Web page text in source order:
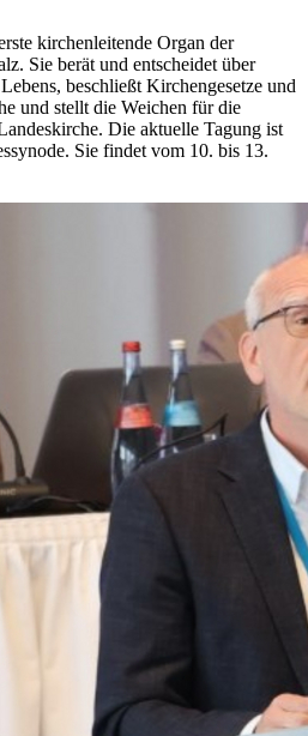
kirchenleitende Organ der
Sie berät und entscheidet über
beschließt Kirchengesetze und
und stellt die Weichen für die
Die aktuelle Tagung ist
Sie findet vom 10. bis 13.